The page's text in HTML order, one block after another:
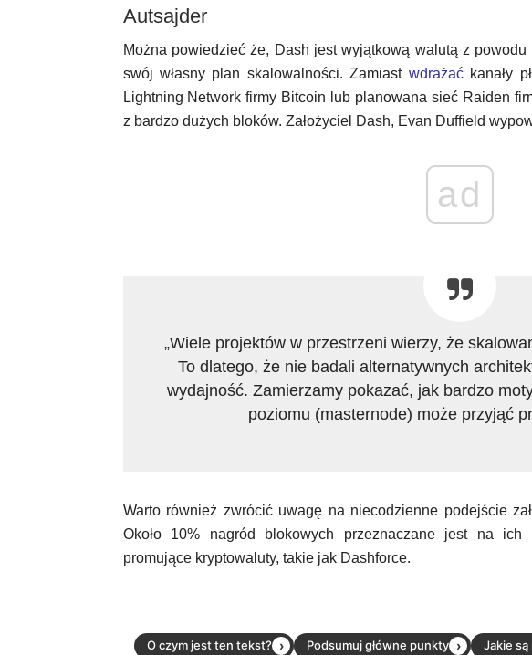
Autsajder
Można powiedzieć że, Dash jest wyjątkową walutą z
swój własny plan skalowalności. Zamiast wdrażaćkanały
Lightning Network firmy Bitcoin lub planowana sieć Raiden
z bardzo dużych bloków. Założyciel Dash, Evan Duffield
ad
„Wiele projektów w przestrzeni wierzy, że
To dlatego, że nie badali alternatywnych
wydajność. Zamierzamy pokazać, jak bardzo
poziomu (masternode) może przyjąć
Warto również zwrócić uwagę na niecodzienne podejście
Około 10% nagród blokowych przeznaczane jest na
promujące kryptowaluty, takie jak Dashforce.